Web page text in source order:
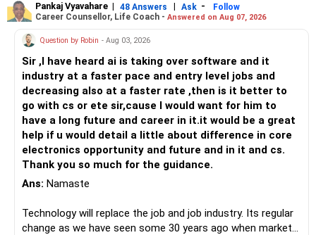
Pankaj Vyavahare | 48 Answers | Ask -
Follow
Career Counsellor, Life Coach - Answered on Aug 07, 2026
Question by Robin - Aug 03, 2026
Sir ,I have heard ai is taking over software and it
industry at a faster pace and entry level jobs and
decreasing also at a faster rate ,then is it better to
go with cs or ete sir,cause I would want for him to
have a long future and career in it.it would be a great
help if u would detail a little about difference in core
electronics opportunity and future and in it and cs.
Thank you so much for the guidance.
Ans: Namaste
Technology will replace the job and job industry. Its regular
change as we have seen some 30 years ago when market